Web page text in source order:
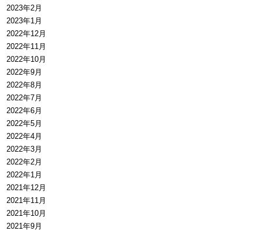
2023年2月
2023年1月
2022年12月
2022年11月
2022年10月
2022年9月
2022年8月
2022年7月
2022年6月
2022年5月
2022年4月
2022年3月
2022年2月
2022年1月
2021年12月
2021年11月
2021年10月
2021年9月